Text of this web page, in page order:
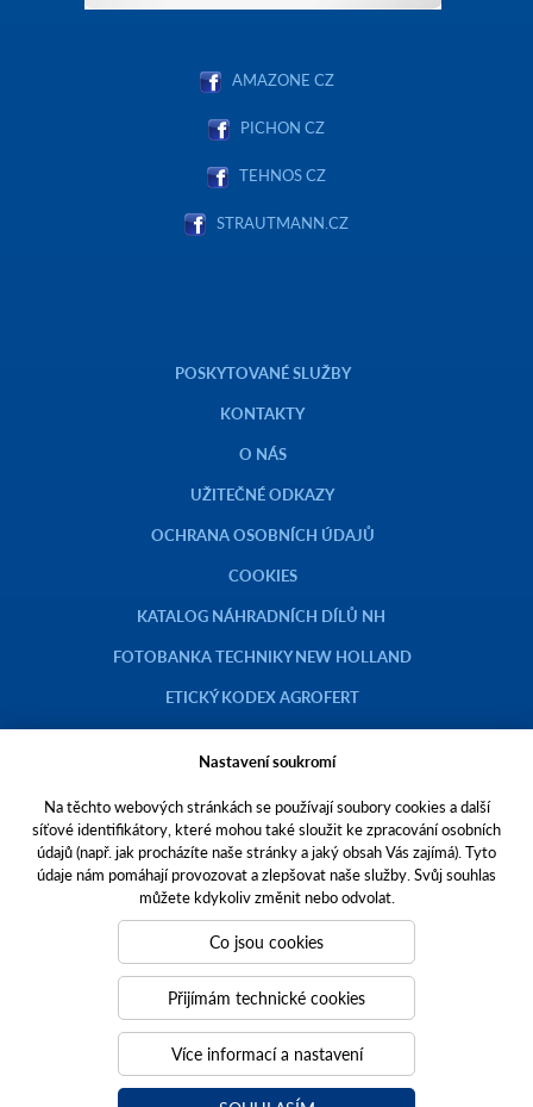
AMAZONE CZ
PICHON CZ
TEHNOS CZ
STRAUTMANN.CZ
POSKYTOVANÉ SLUŽBY
KONTAKTY
O NÁS
UŽITEČNÉ ODKAZY
OCHRANA OSOBNÍCH ÚDAJŮ
COOKIES
KATALOG NÁHRADNÍCH DÍLŮ NH
FOTOBANKA TECHNIKY NEW HOLLAND
ETICKÝ KODEX AGROFERT
Copyright © 2023 AGROTEC a.s.
Toto jsou internetové stránky společnosti AGROTEC a. s., se sídlem v
Hustopečích, Brněnská 74, PSČ 69301, IČO 00544957,
zapsané v OR vedeném Krajským soudem v Brně, oddíl B, vložka 138.
Společnost AGROTEC a.s. je členem koncernu AGROFERT řízeného
společností AGROFERT, a.s.,
IČO 26185610, se sídlem na adrese Pyšelská 2327/2, Chodov, 149 00
Praha 4.
webové portály, které vám pomáhají růst. Jsme
Nastavení soukromí
Na těchto webových stránkách se používají soubory cookies a další
síťové identifikátory, které mohou také sloužit ke zpracování osobních
údajů (např. jak procházíte naše stránky a jaký obsah Vás zajímá). Tyto
údaje nám pomáhají provozovat a zlepšovat naše služby. Svůj souhlas
můžete kdykoliv změnit nebo odvolat.
Co jsou cookies
Přijímám technické cookies
Více informací a nastavení